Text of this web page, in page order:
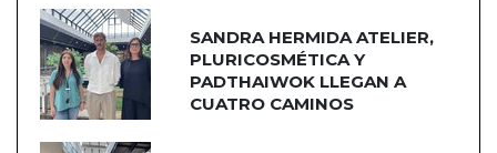
SANDRA HERMIDA ATELIER,
PLURICOSMÉTICA Y
PADTHAIWOK LLEGAN A
CUATRO CAMINOS